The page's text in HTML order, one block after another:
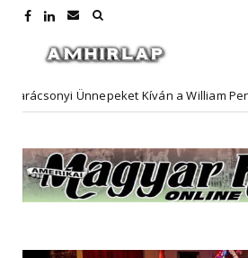
Ünnepeket Kíván a William Penn